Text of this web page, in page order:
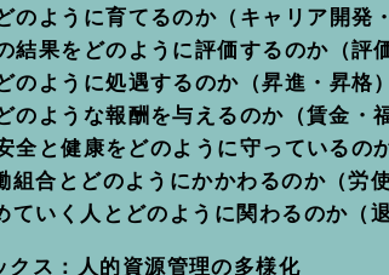
ように育てるのか（キャリア開発・
果をどのように評価するのか（評価
ように処遇するのか（昇進・昇格）
ような報酬を与えるのか（賃金・福
と健康をどのように守っているのか
とどのようにかかわるのか（労使
く人とどのように関わるのか（退
ス：人的資源管理の多様化